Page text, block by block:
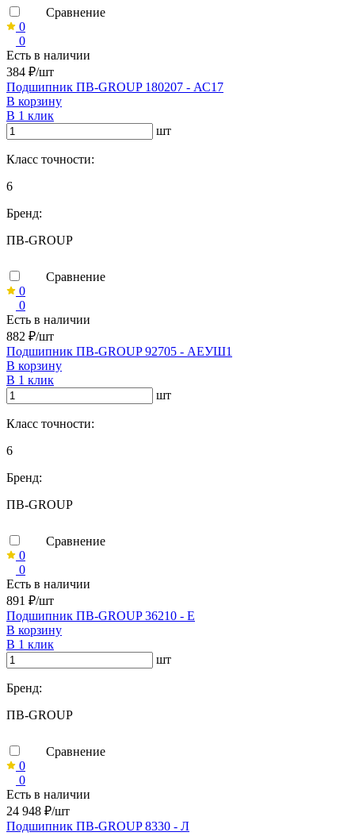
Сравнение
0
0
Есть в наличии
384 ₽/шт
Подшипник ПВ-GROUP 180207 - АС17
В корзину
В 1 клик
шт
Класс точности:
6
Бренд:
ПВ-GROUP
Сравнение
0
0
Есть в наличии
882 ₽/шт
Подшипник ПВ-GROUP 92705 - АЕУШ1
В корзину
В 1 клик
шт
Класс точности:
6
Бренд:
ПВ-GROUP
Сравнение
0
0
Есть в наличии
891 ₽/шт
Подшипник ПВ-GROUP 36210 - Е
В корзину
В 1 клик
шт
Бренд:
ПВ-GROUP
Сравнение
0
0
Есть в наличии
24 948 ₽/шт
Подшипник ПВ-GROUP 8330 - Л